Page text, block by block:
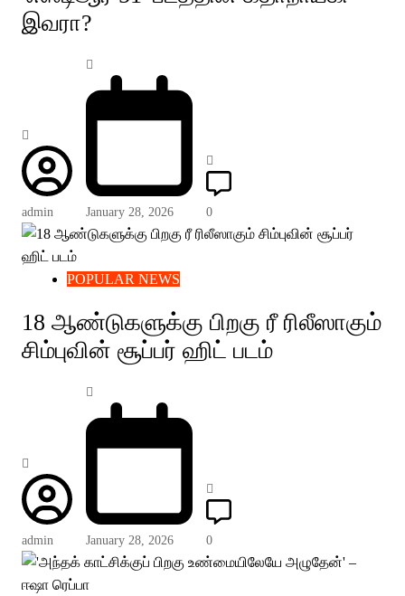
இவரா?
admin January 28, 2026 0
POPULAR NEWS
18 ஆண்டுகளுக்கு பிறகு ரீ ரிலீஸாகும்
சிம்புவின் சூப்பர் ஹிட் படம்
admin January 28, 2026 0